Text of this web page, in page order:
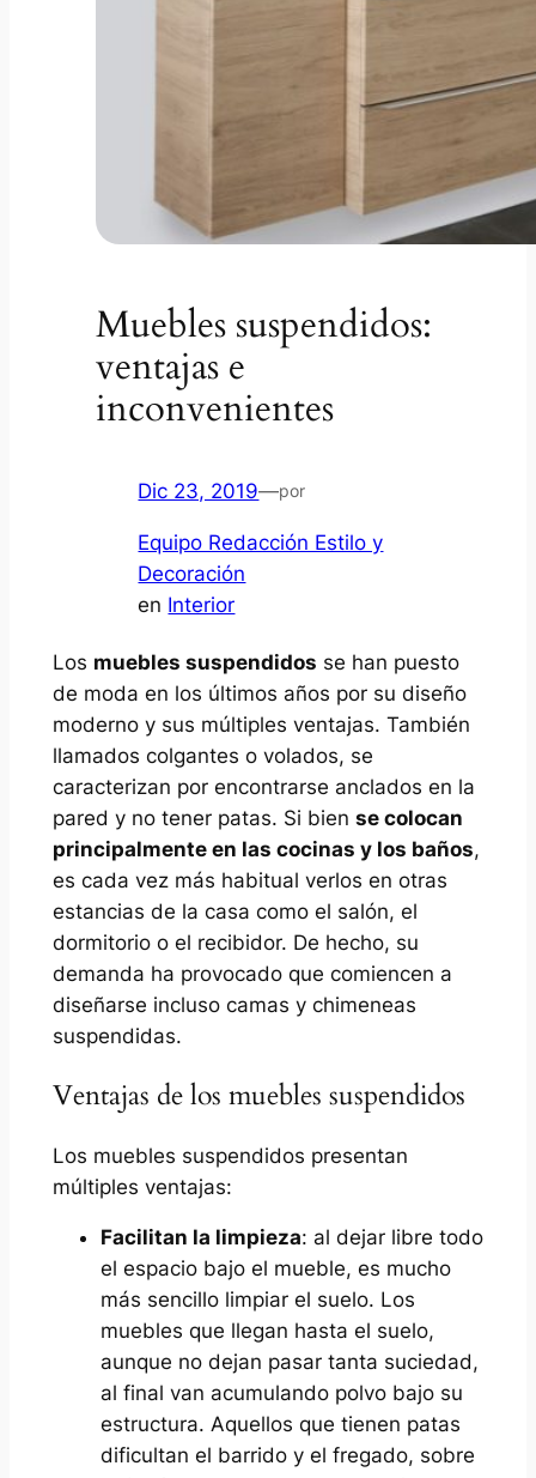
Muebles suspendidos:
ventajas e
inconvenientes
Dic 23, 2019—por
Equipo Redacción Estilo y
Decoración
en Interior
Los muebles suspendidos se han puesto
de moda en los últimos años por su diseño
moderno y sus múltiples ventajas. También
llamados colgantes o volados, se
caracterizan por encontrarse anclados en la
pared y no tener patas. Si bien se colocan
principalmente en las cocinas y los baños,
es cada vez más habitual verlos en otras
estancias de la casa como el salón, el
dormitorio o el recibidor. De hecho, su
demanda ha provocado que comiencen a
diseñarse incluso camas y chimeneas
suspendidas.
Ventajas de los muebles suspendidos
Los muebles suspendidos presentan
múltiples ventajas:
Facilitan la limpieza: al dejar libre todo
el espacio bajo el mueble, es mucho
más sencillo limpiar el suelo. Los
muebles que llegan hasta el suelo,
aunque no dejan pasar tanta suciedad,
al final van acumulando polvo bajo su
estructura. Aquellos que tienen patas
dificultan el barrido y el fregado, sobre